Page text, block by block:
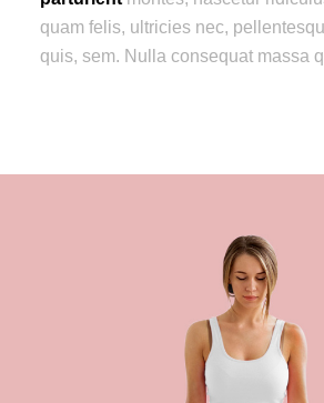
quam felis, ultricies nec,
quis, sem. Nulla consequat massa